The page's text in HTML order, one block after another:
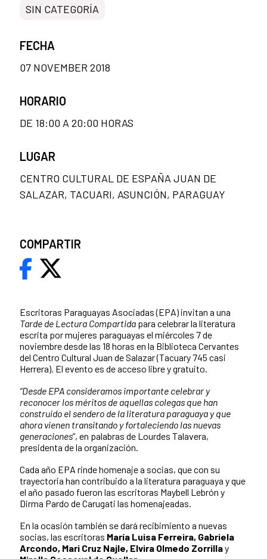
Escritoras Paraguayas Asociadas (EPA) invitan a una
Tarde de Lectura Compartida para celebrar la literatura
escrita por mujeres paraguayas el miércoles 7 de
noviembre desde las 18 horas en la Biblioteca Cervantes
del Centro Cultural Juan de Salazar (Tacuary 745 casi
Herrera). El evento es de acceso libre y gratuito.
“Desde EPA consideramos importante celebrar y
reconocer los méritos de aquellas colegas que han
construido el sendero de la literatura paraguaya y que
ahora vienen transitando y fortaleciendo las nuevas
generaciones”, en palabras de Lourdes Talavera,
presidenta de la organización.
Cada año EPA rinde homenaje a socias, que con su
trayectoria han contribuido a la literatura paraguaya y que
el año pasado fueron las escritoras Maybell Lebrón y
Dirma Pardo de Carugati las homenajeadas.
En la ocasión también se dará recibimiento a nuevas
socias, las escritoras María Luisa Ferreira, Gabriela
Arcondo, Mari Cruz Najle, Elvira Olmedo Zorrillay
SIN CATEGORÍA
FECHA
07 NOVEMBER 2018
HORARIO
DE 18:00 A 20:00 HORAS
LUGAR
CENTRO CULTURAL DE ESPAÑA JUAN DE
SALAZAR, TACUARI, ASUNCIÓN, PARAGUAY
COMPARTIR